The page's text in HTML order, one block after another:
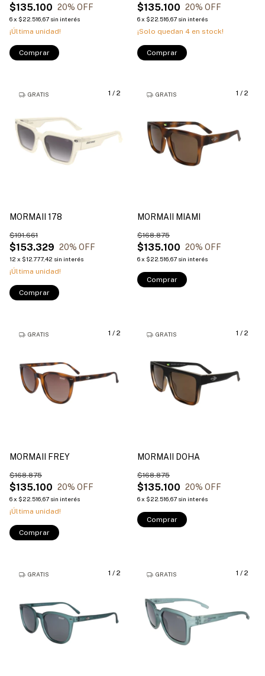
$135.100 20% OFF
6x $22.516,67 sin interés
¡Última unidad!
Comprar
$135.100 20% OFF
6x $22.516,67 sin interés
¡Solo quedan 4 en stock!
Comprar
1 / 2
GRATIS
MORMAII 178
$153.329
$191.661
20% OFF
12 x $12.777,42 sin interés
¡Última unidad!
Comprar
1 / 2
GRATIS
MORMAII MIAMI
$135.100
$168.875
20% OFF
6x $22.516,67 sin interés
Comprar
1 / 2
GRATIS
MORMAII FREY
$135.100
$168.875
20% OFF
6x $22.516,67 sin interés
¡Última unidad!
Comprar
1 / 2
GRATIS
MORMAII DOHA
$135.100
$168.875
20% OFF
6x $22.516,67 sin interés
Comprar
1 / 2
GRATIS 1 / 2
GRATIS